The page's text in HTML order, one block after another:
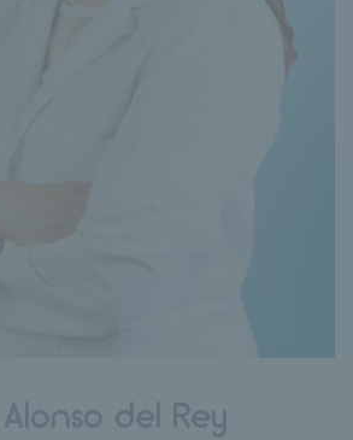
del Rey